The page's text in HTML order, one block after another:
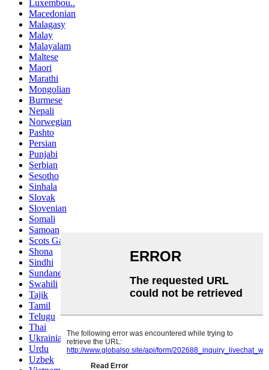
Luxembou..
Macedonian
Malagasy
Malay
Malayalam
Maltese
Maori
Marathi
Mongolian
Burmese
Nepali
Norwegian
Pashto
Persian
Punjabi
Serbian
Sesotho
Sinhala
Slovak
Slovenian
Somali
Samoan
Scots Gaelic
Shona
Sindhi
Sundanese
Swahili
Tajik
Tamil
Telugu
Thai
Ukrainian
Urdu
Uzbek